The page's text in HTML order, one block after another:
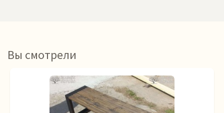
Вы смотрели